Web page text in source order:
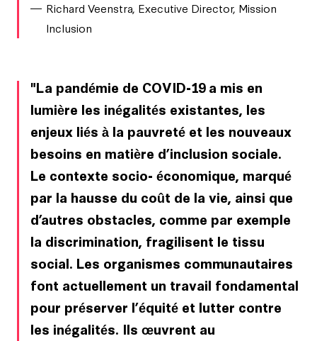
Richard Veenstra, Executive Director, Mission
Inclusion
La pandémie de COVID-19 a mis en
lumière les inégalités existantes, les
enjeux liés à la pauvreté et les nouveaux
besoins en matière d’inclusion sociale.
Le contexte socio- économique, marqué
par la hausse du coût de la vie, ainsi que
d’autres obstacles, comme par exemple
la discrimination, fragilisent le tissu
social. Les organismes communautaires
font actuellement un travail fondamental
pour préserver l’équité et lutter contre
les inégalités. Ils œuvrent au